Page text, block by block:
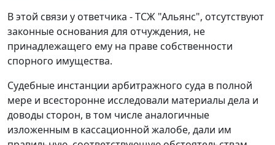
В этой связи у ответчика - ТСЖ "Альянс", отсутствуют
законные основания для отчуждения, не
принадлежащего ему на праве собственности
спорного имущества.
Судебные инстанции арбитражного суда в полной
мере и всесторонне исследовали материалы дела и
доводы сторон, в том числе аналогичные
изложенным в кассационной жалобе, дали им